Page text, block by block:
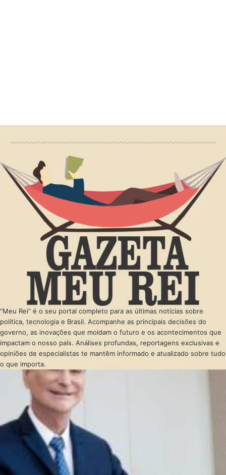
“Meu Rei” é o seu portal completo para as últimas notícias sobre
política, tecnologia e Brasil. Acompanhe as principais decisões do
governo, as inovações que moldam o futuro e os acontecimentos que
impactam o nosso país. Análises profundas, reportagens exclusivas e
opiniões de especialistas te mantêm informado e atualizado sobre tudo
o que importa.